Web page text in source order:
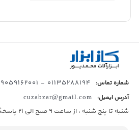
شماره تماس: 01135288194 - 09059162001 - 09111162110
آدرس ایمیل: cuzabzar@gmail.com
شنبه تا پنج شنبه ، از ساعت 9 صبح الی 21 پاسخگوی شما عزیزان هستیم.